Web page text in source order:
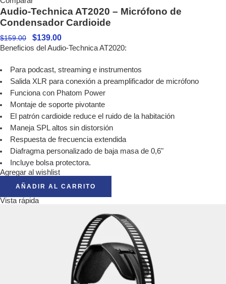
Audio-Technica AT2020 – Micrófono de
Condensador Cardioide
$159.00 $139.00
Beneficios del Audio-Technica AT2020:
Para podcast, streaming e instrumentos
Salida XLR para conexión a preamplificador de micrófono
Funciona con Phatom Power
Montaje de soporte pivotante
El patrón cardioide reduce el ruido de la habitación
Maneja SPL altos sin distorsión
Respuesta de frecuencia extendida
Diafragma personalizado de baja masa de 0,6"
Incluye bolsa protectora.
Agregar al wishlist
AÑADIR AL CARRITO
Vista rápida